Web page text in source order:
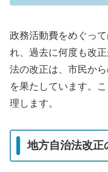
政務活動費をめぐっ
れ、過去に何度も改
法の改正は、市民か
を果たしています。
理します。
地方自治法改正